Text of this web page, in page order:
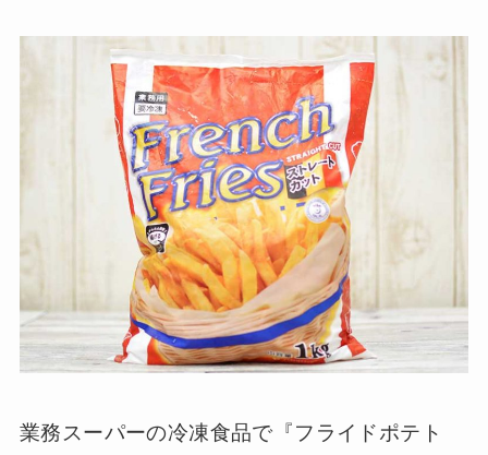
業務スーパーの冷凍食品で『フライドポテト